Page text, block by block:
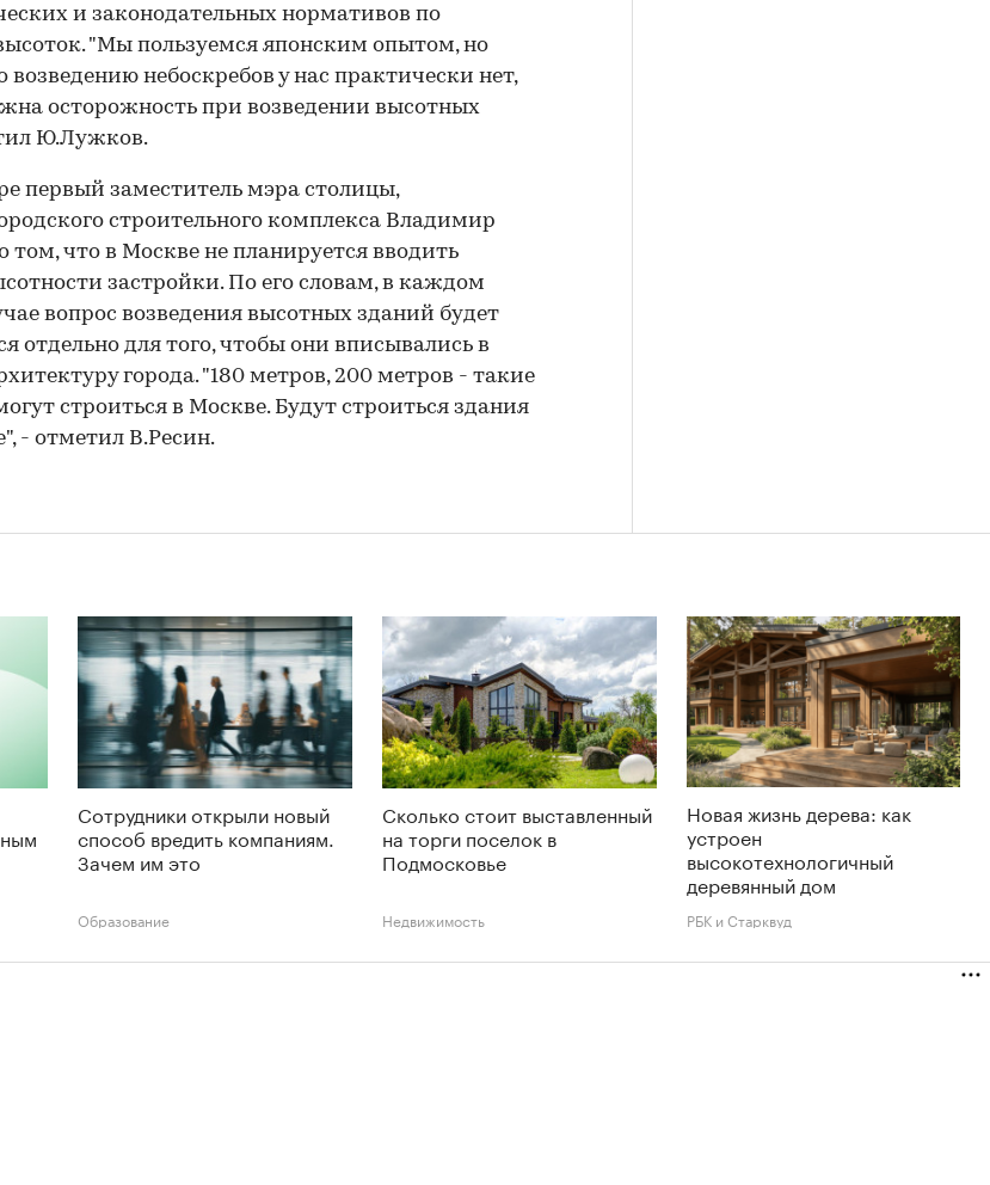
и законодательных нормативов по
"Мы пользуемся японским опытом, но
возведению небоскребов у нас практически нет,
осторожность при возведении высотных
Ю.Лужков.
первый заместитель мэра столицы,
строительного комплекса Владимир
том, что в Москве не планируется вводить
застройки. По его словам, в каждом
вопрос возведения высотных зданий будет
отдельно для того, чтобы они вписывались в
города. "180 метров, 200 метров - такие
строиться в Москве. Будут строиться здания
- отметил В.Ресин.
Сотрудники открыли новый
способ вредить компаниям.
Зачем им это
Образование
Сколько стоит выставленный
на торги поселок в
Подмосковье
Недвижимость
Новая жизнь дерева: как
устроен
высокотехнологичный
деревянный дом
РБК и Старквуд